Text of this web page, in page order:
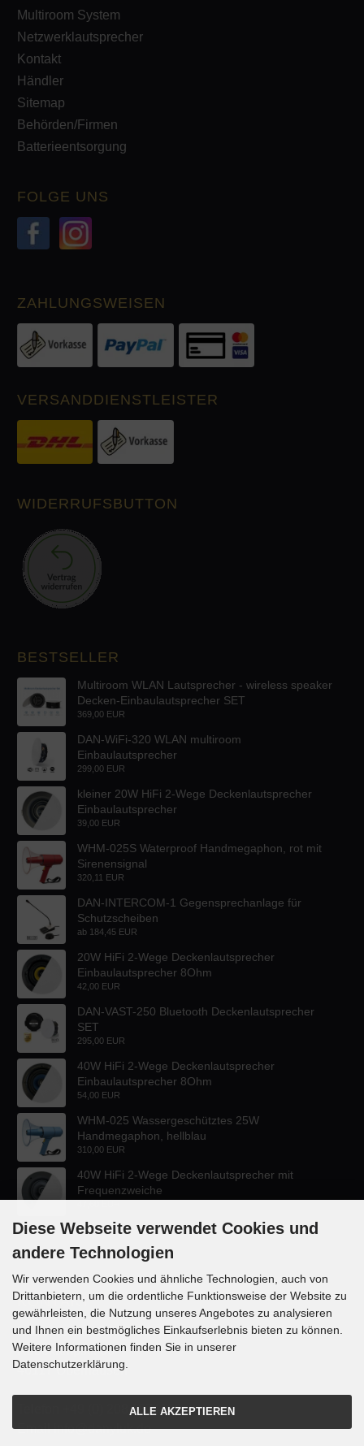
Multiroom System
Netzwerklautsprecher
Kontakt
Händler
Sitemap
Behörden/Firmen
Batterieentsorgung
FOLGE UNS
ZAHLUNGSWEISEN
VERSANDDIENSTLEISTER
WIDERRUFSBUTTON
BESTSELLER
Multiroom WLAN Lautsprecher - wireless speaker
Decken-Einbaulautsprecher SET
369,00 EUR
DAN-WiFi-320 WLAN multiroom
Einbaulautsprecher
299,00 EUR
kleiner 20W HiFi 2-Wege Deckenlautsprecher
Einbaulautsprecher
39,00 EUR
WHM-025S Waterproof Handmegaphon, rot mit
Sirenensignal
320,11 EUR
DAN-INTERCOM-1 Gegensprechanlage für
Schutzscheiben
ab 184,45 EUR
20W HiFi 2-Wege Deckenlautsprecher
Einbaulautsprecher 8Ohm
42,00 EUR
DAN-VAST-250 Bluetooth Deckenlautsprecher
SET
295,00 EUR
40W HiFi 2-Wege Deckenlautsprecher
Einbaulautsprecher 8Ohm
54,00 EUR
WHM-025 Wassergeschütztes 25W
Handmegaphon, hellblau
310,00 EUR
40W HiFi 2-Wege Deckenlautsprecher mit
Frequenzweiche
KONTAKT
Lautsprecher-OnlineShop.de
Rübekampstr. 35
46117 Oberhausen
Telefon +49 (0) 208 / 874188
Email info@danyluk.de
Diese Webseite verwendet Cookies und
andere Technologien
Wir verwenden Cookies und ähnliche Technologien, auch von
Drittanbietern, um die ordentliche Funktionsweise der Website zu
gewährleisten, die Nutzung unseres Angebotes zu analysieren
und Ihnen ein bestmögliches Einkaufserlebnis bieten zu können.
Weitere Informationen finden Sie in unserer
Datenschutzerklärung.
ALLE AKZEPTIEREN